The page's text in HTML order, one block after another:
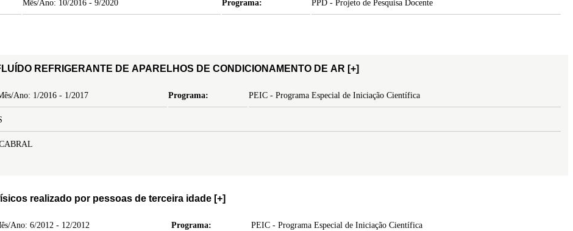
Mês/Ano: 10/2016 - 9/2020 Programa: PPD - Projeto de Pesquisa Docente
SISTEMA DE MONITORAMENTO EM LINHAS DE FLUÍDO REFRIGERANTE DE APARELHOS DE CONDICIONAMENTO DE AR [+]
Ano: 1/2016 - 1/2017 Programa: PEIC - Programa Especial de Iniciação Científica
realizado por pessoas de terceira idade [+]
Ano: 6/2012 - 12/2012 Programa: PEIC - Programa Especial de Iniciação Científica